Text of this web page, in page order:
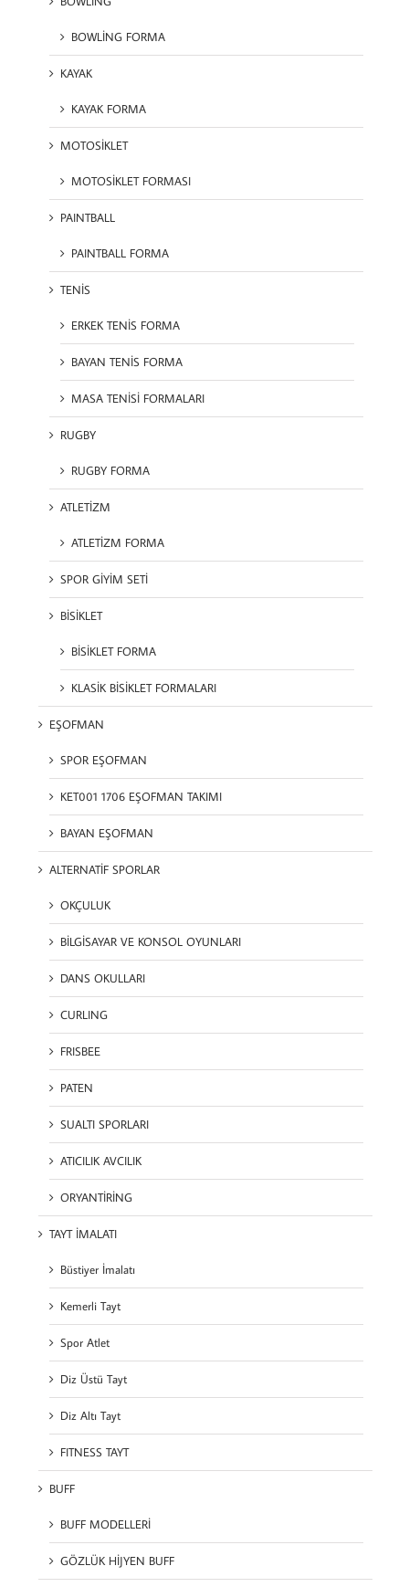
BOWLİNG FORMA
KAYAK
KAYAK FORMA
MOTOSİKLET
MOTOSİKLET FORMASI
PAINTBALL
PAINTBALL FORMA
TENİS
ERKEK TENİS FORMA
BAYAN TENİS FORMA
MASA TENİSİ FORMALARI
RUGBY
RUGBY FORMA
ATLETİZM
ATLETİZM FORMA
SPOR GİYİM SETİ
BİSİKLET
BİSİKLET FORMA
KLASİK BİSİKLET FORMALARI
EŞOFMAN
SPOR EŞOFMAN
KET001 1706 EŞOFMAN TAKIMI
BAYAN EŞOFMAN
ALTERNATİF SPORLAR
OKÇULUK
BİLGİSAYAR VE KONSOL OYUNLARI
DANS OKULLARI
CURLING
FRISBEE
PATEN
SUALTI SPORLARI
ATICILIK AVCILIK
ORYANTİRİNG
TAYT İMALATI
Büstiyer İmalatı
Kemerli Tayt
Spor Atlet
Diz Üstü Tayt
Diz Altı Tayt
FITNESS TAYT
BUFF
BUFF MODELLERİ
GÖZLÜK HİJYEN BUFF